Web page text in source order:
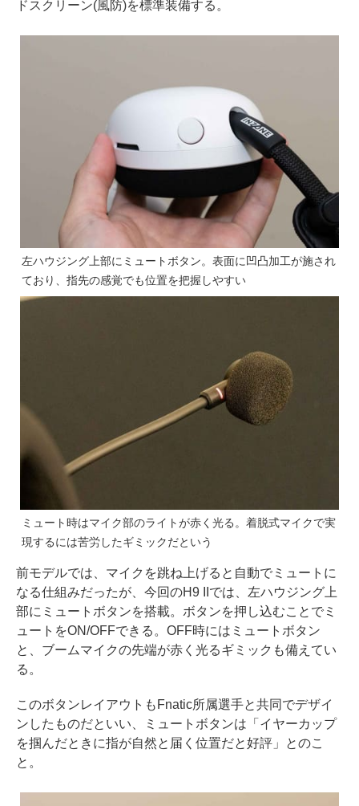
ドスクリーン(風防)を標準装備する。
左ハウジング上部にミュートボタン。表面に凹凸加工が施され
ており、指先の感覚でも位置を把握しやすい
ミュート時はマイク部のライトが赤く光る。着脱式マイクで実
現するには苦労したギミックだという
前モデルでは、マイクを跳ね上げると自動でミュートに
なる仕組みだったが、今回のH9 IIでは、左ハウジング上
部にミュートボタンを搭載。ボタンを押し込むことでミ
ュートをON/OFFできる。OFF時にはミュートボタン
と、ブームマイクの先端が赤く光るギミックも備えてい
る。
このボタンレイアウトもFnatic所属選手と共同でデザイ
ンしたものだといい、ミュートボタンは「イヤーカップ
を掴んだときに指が自然と届く位置だと好評」とのこ
と。